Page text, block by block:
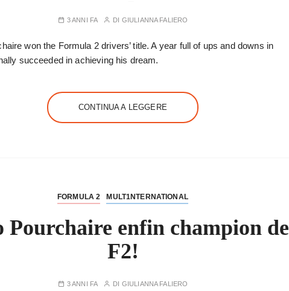
3 ANNI FA DI GIULIANNA FALIERO
won the Formula 2 drivers’ title. A year full of ups and downs in
succeeded in achieving his dream.
CONTINUA A LEGGERE
FORMULA 2 MULT1NTERNATIONAL
Pourchaire enfin champion de
F2!
3 ANNI FA DI GIULIANNA FALIERO